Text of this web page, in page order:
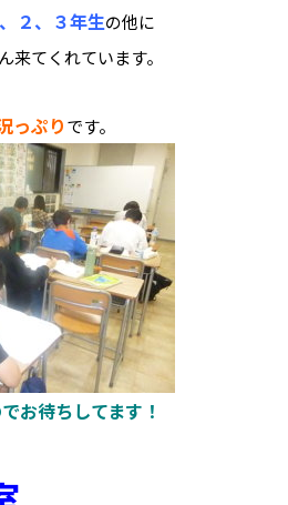
２、３年生の他に
来てくれています。
っぷりです。
お待ちしてます！